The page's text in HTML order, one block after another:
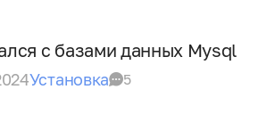
с базами данных Mysql
Установка 5